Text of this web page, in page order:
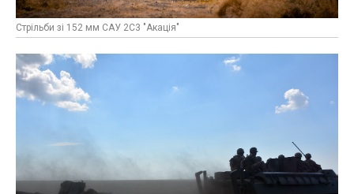
Стрільби зі 152 мм САУ 2С3 "Акація"